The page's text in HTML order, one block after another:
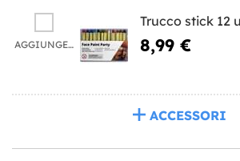
AGGIUNGERE
Trucco stick 12
8,99 €
ACCESSORI